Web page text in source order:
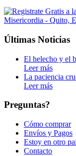
Últimas Noticias
El helecho y el
Leer más
La paciencia
Leer más
Preguntas?
Cómo comprar
Envíos y Pagos
Estoy en otro
Contacto